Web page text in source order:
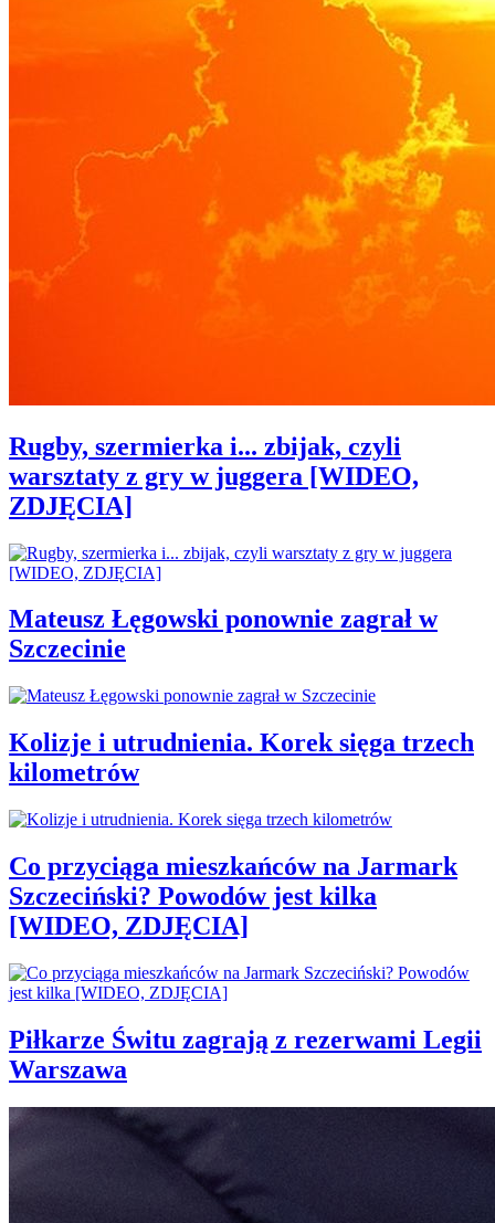
Rugby, szermierka i... zbijak, czyli
warsztaty z gry w juggera [WIDEO,
ZDJĘCIA]
Mateusz Łęgowski ponownie zagrał w
Szczecinie
Kolizje i utrudnienia. Korek sięga trzech
kilometrów
Co przyciąga mieszkańców na Jarmark
Szczeciński? Powodów jest kilka
[WIDEO, ZDJĘCIA]
Piłkarze Świtu zagrają z rezerwami Legii
Warszawa